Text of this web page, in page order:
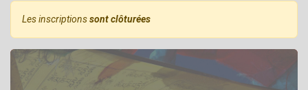
Les inscriptionssont clôturées